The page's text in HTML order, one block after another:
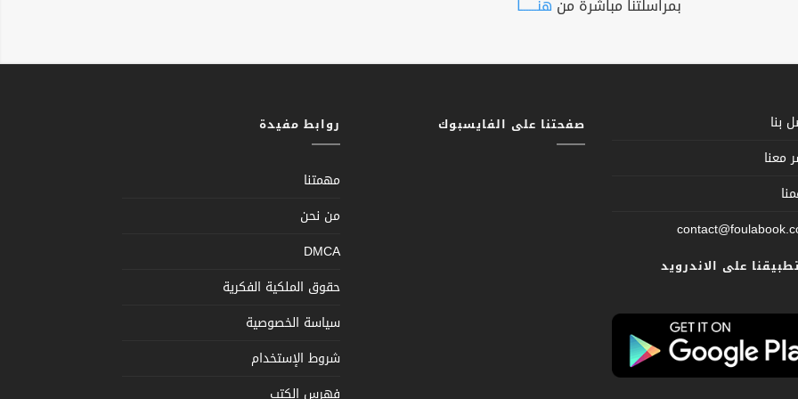
بمراسلتنا مباشرة من هنــــــا
بنا
معنا
على الاندرويد
صفحتنا على الفايسبوك روابط مفيدة
مهمتنا
من نحن
DMCA
حقوق الملكية الفكرية
سياسة الخصوصية
شروط الإستخدام
فهرس الكتب